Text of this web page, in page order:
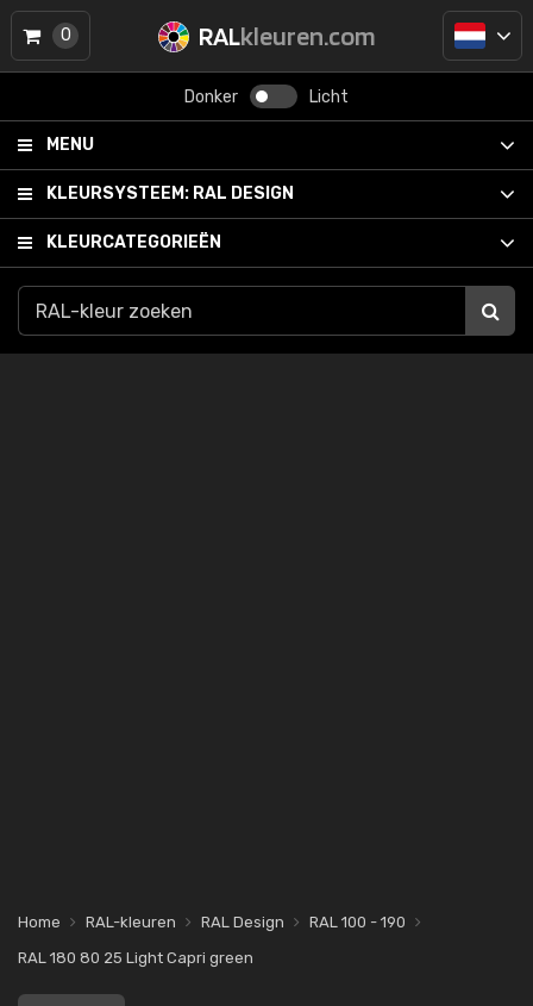
RALkleuren.com
Donker Licht
MENU
KLEURSYSTEEM: RAL DESIGN
KLEURCATEGORIEËN
0
Home RAL-kleuren RAL Design
RAL 100 - 190
RAL 180 80 25 Light Capri green